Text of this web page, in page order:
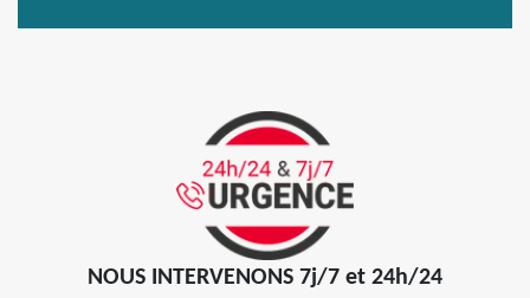
NOUS INTERVENONS 7j/7 et 24h/24